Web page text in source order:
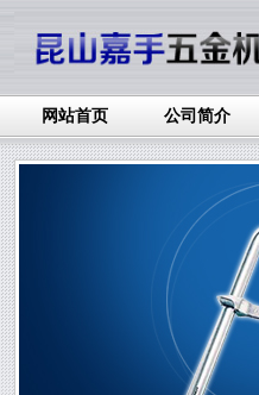
网站首页 公司简介